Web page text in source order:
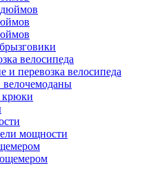
велосипеда
и перевозка велосипеда
крюки
мощности